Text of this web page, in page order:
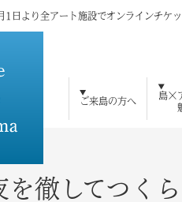
1日より全アート施設でオンラインチケ
ご来島の方へ
方へ 初
島×
の魅力 ベ
建築 ア
ベ
の方へ メ
よ
を徹してつく